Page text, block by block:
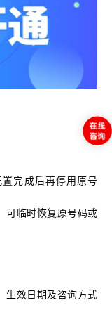
完成后再停用原号
可临时恢复原号码或
生效日期及咨询方式